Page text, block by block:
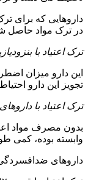
داروهایی که برای
در ترک مواد حاصل
ترک اعتیاد با
این دارو میزان
تجویز این دارو
ترک اعتیاد با
بدون مصرف مواد
وابسته بوده، کمی
داروهای ضدافسردگی